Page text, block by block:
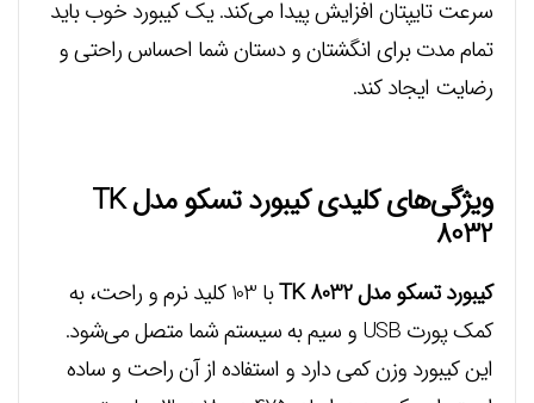
سرعت تایپتان افزایش پیدا می‌کند. یک کیبورد خوب باید
تمام مدت برای انگشتان و دستان شما احساس راحتی و
رضایت ایجاد کند.
ویژگی‌های کلیدی کیبورد تسکو مدل TK
8032
کیبورد تسکو مدل TK 8032
با 103 کلید نرم و راحت، به
کمک پورت USB و سیم به سیستم شما متصل می‌شود.
این کیبورد وزن کمی دارد و استفاده از آن راحت و ساده